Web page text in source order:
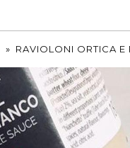
» RAVIOLONI ORTICA